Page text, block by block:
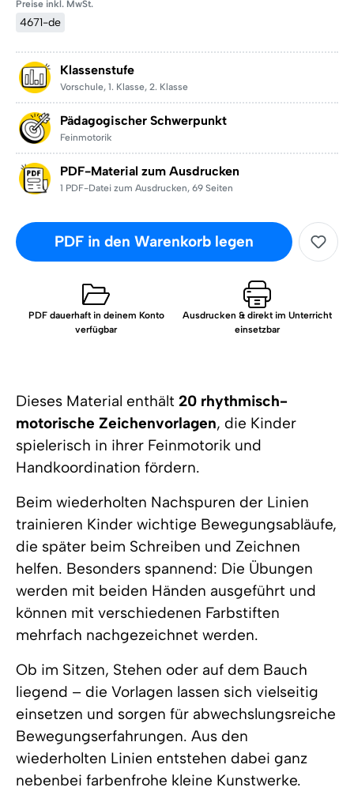
Dieses Material enthält 20 rhythmisch-
motorische Zeichenvorlagen, die Kinder
spielerisch in ihrer Feinmotorik und
Handkoordination fördern.
Beim wiederholten Nachspuren der Linien
trainieren Kinder wichtige Bewegungsabläufe,
die später beim Schreiben und Zeichnen
helfen. Besonders spannend: Die Übungen
werden mit beiden Händen ausgeführt und
können mit verschiedenen Farbstiften
mehrfach nachgezeichnet werden.
Ob im Sitzen, Stehen oder auf dem Bauch
liegend – die Vorlagen lassen sich vielseitig
einsetzen und sorgen für abwechslungsreiche
Bewegungserfahrungen. Aus den
wiederholten Linien entstehen dabei ganz
nebenbei farbenfrohe kleine Kunstwerke.
Preise inkl. MwSt.
4671-de
Klassenstufe
Vorschule, 1. Klasse, 2. Klasse
Pädagogischer Schwerpunkt
Feinmotorik
PDF-Material zum Ausdrucken
1 PDF-Datei zum Ausdrucken, 69 Seiten
PDF in den Warenkorb legen
PDF dauerhaft in deinem Konto
verfügbar
Ausdrucken & direkt im Unterricht
einsetzbar